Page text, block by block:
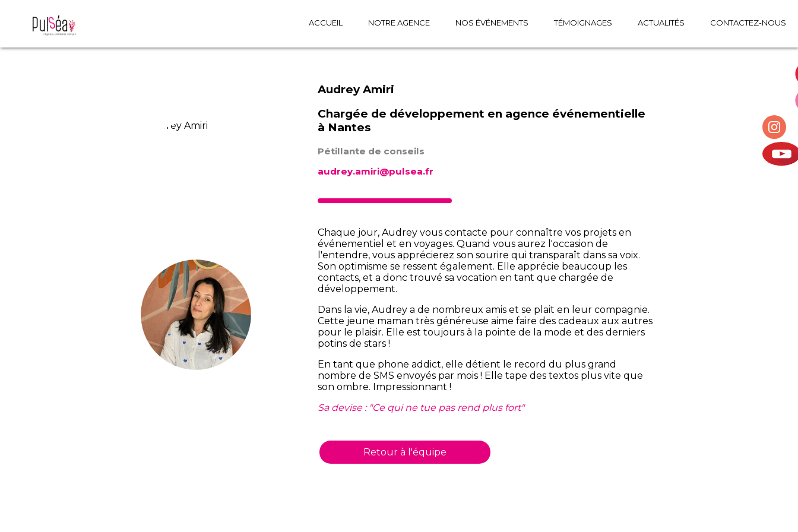
ACCUEIL NOTRE AGENCE NOS ÉVÉNEMENTS TÉMOIGNAGES ACTUALITÉS CONTACTEZ-NOUS
Audrey Amiri
Chargée de développement en agence événementielle
à Nantes
Pétillante de conseils
audrey.amiri@pulsea.fr
Chaque jour, Audrey vous contacte pour connaître vos projets en
événementiel et en voyages. Quand vous aurez l'occasion de
l'entendre, vous apprécierez son sourire qui transparaît dans sa voix.
Son optimisme se ressent également. Elle apprécie beaucoup les
contacts, et a donc trouvé sa vocation en tant que chargée de
développement.
Dans la vie, Audrey a de nombreux amis et se plait en leur compagnie.
Cette jeune maman très généreuse aime faire des cadeaux aux autres
pour le plaisir. Elle est toujours à la pointe de la mode et des derniers
potins de stars !
En tant que phone addict, elle détient le record du plus grand
nombre de SMS envoyés par mois ! Elle tape des textos plus vite que
son ombre. Impressionnant !
Sa devise : "Ce qui ne tue pas rend plus fort"
Retour à l'équipe